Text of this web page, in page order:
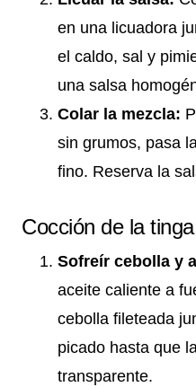
en una licuadora
el caldo, sal y
una salsa
Colar la mezcla:
sin grumos, pasa
fino. Reserva la
Cocción de la tinga
Sofreír cebolla y
aceite caliente a
cebolla fileteada
picado hasta que
transparente.